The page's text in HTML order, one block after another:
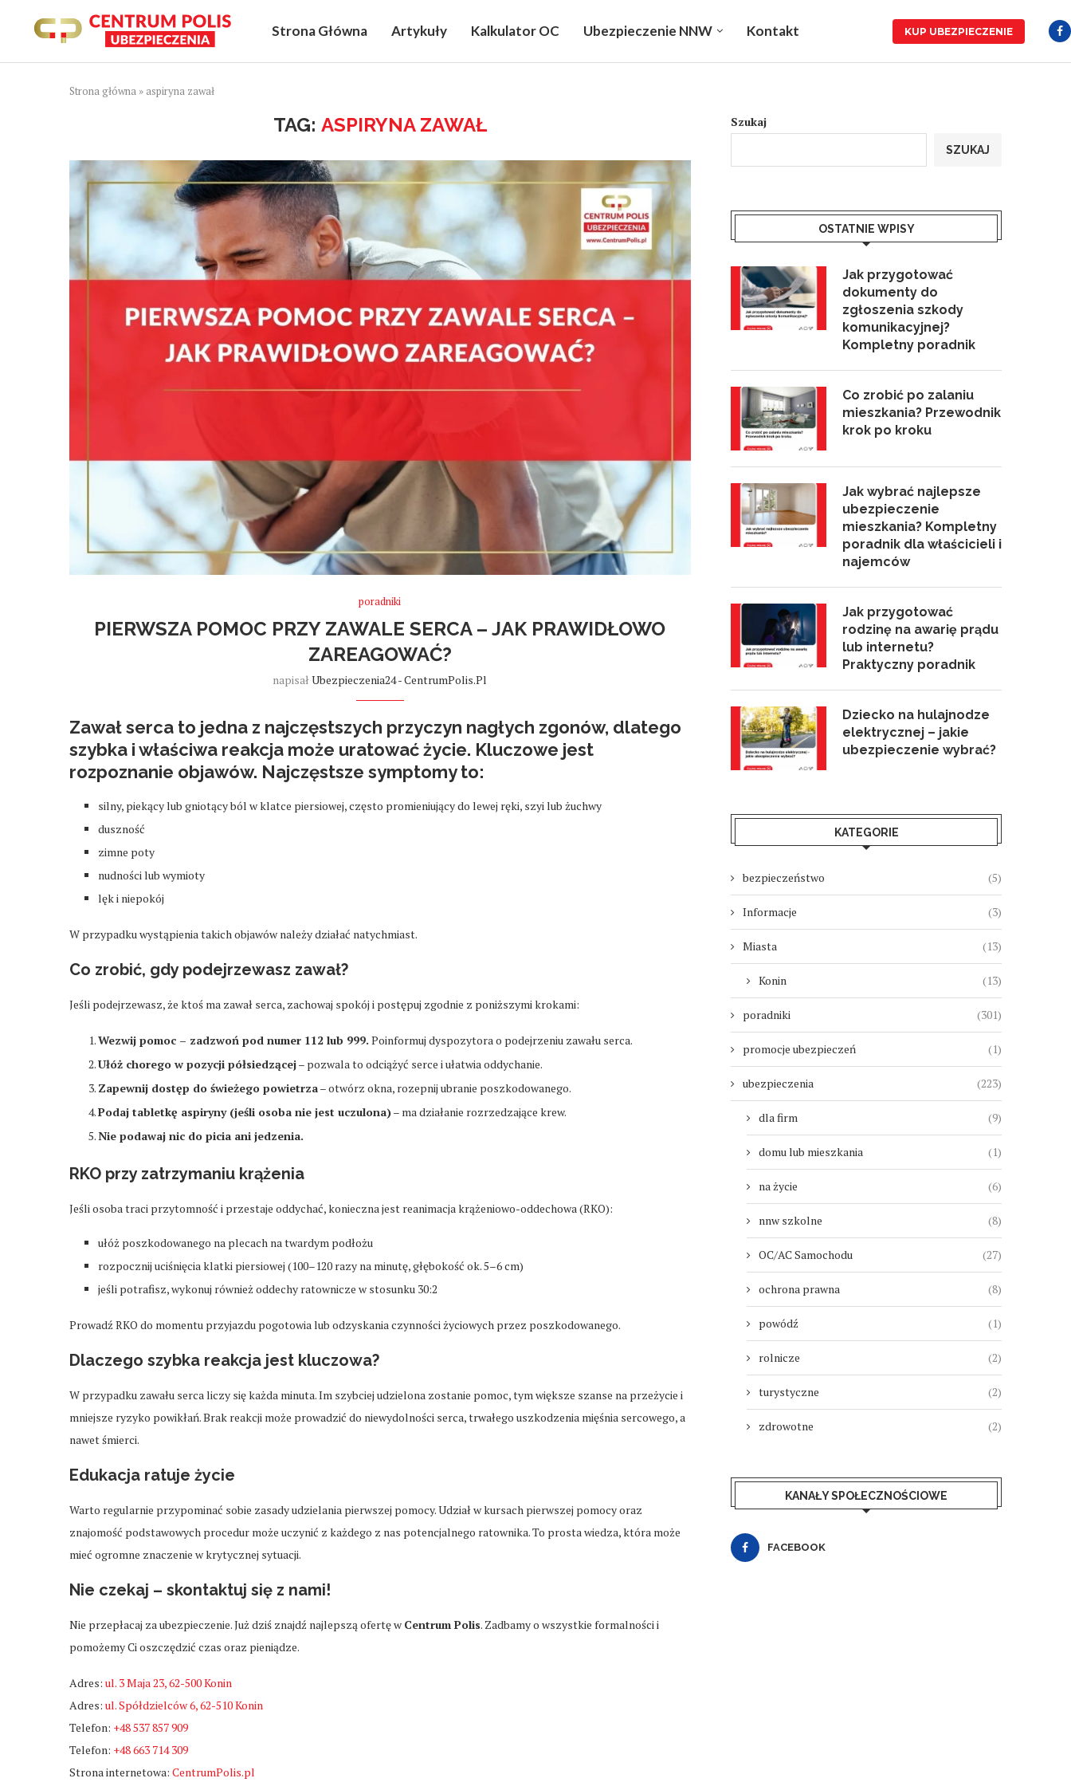
Strona Główna Artykuły Kalkulator OC Ubezpieczenie NNW Kontakt KUP UBEZPIECZENIE
Strona główna » aspiryna zawał
TAG: ASPIRYNA ZAWAŁ
poradniki
PIERWSZA POMOC PRZY ZAWALE SERCA – JAK PRAWIDŁOWO
ZAREAGOWAĆ?
napisałUbezpieczenia24 - CentrumPolis.pl
Zawał serca to jedna z najczęstszych przyczyn nagłych zgonów, dlatego
szybka i właściwa reakcja może uratować życie. Kluczowe jest
rozpoznanie objawów. Najczęstsze symptomy to:
silny, piekący lub gniotący ból w klatce piersiowej, często promieniujący do lewej ręki, szyi lub żuchwy
duszność
zimne poty
nudności lub wymioty
lęk i niepokój
W przypadku wystąpienia takich objawów należy działać natychmiast.
Co zrobić, gdy podejrzewasz zawał?
Jeśli podejrzewasz, że ktoś ma zawał serca, zachowaj spokój i postępuj zgodnie z poniższymi krokami:
Wezwij pomoc – zadzwoń pod numer 112 lub 999. Poinformuj dyspozytora o podejrzeniu zawału serca.
Ułóż chorego w pozycji półsiedzącej– pozwala to odciążyć serce i ułatwia oddychanie.
Zapewnij dostęp do świeżego powietrza– otwórz okna, rozepnij ubranie poszkodowanego.
Podaj tabletkę aspiryny (jeśli osoba nie jest uczulona)– ma działanie rozrzedzające krew.
Nie podawaj nic do picia ani jedzenia.
RKO przy zatrzymaniu krążenia
Jeśli osoba traci przytomność i przestaje oddychać, konieczna jest reanimacja krążeniowo-oddechowa (RKO):
ułóż poszkodowanego na plecach na twardym podłożu
rozpocznij uciśnięcia klatki piersiowej (100–120 razy na minutę, głębokość ok. 5–6 cm)
jeśli potrafisz, wykonuj również oddechy ratownicze w stosunku 30:2
Prowadź RKO do momentu przyjazdu pogotowia lub odzyskania czynności życiowych przez poszkodowanego.
Dlaczego szybka reakcja jest kluczowa?
W przypadku zawału serca liczy się każda minuta. Im szybciej udzielona zostanie pomoc, tym większe szanse na przeżycie i
mniejsze ryzyko powikłań. Brak reakcji może prowadzić do niewydolności serca, trwałego uszkodzenia mięśnia sercowego, a
nawet śmierci.
Edukacja ratuje życie
Warto regularnie przypominać sobie zasady udzielania pierwszej pomocy. Udział w kursach pierwszej pomocy oraz
znajomość podstawowych procedur może uczynić z każdego z nas potencjalnego ratownika. To prosta wiedza, która może
mieć ogromne znaczenie w krytycznej sytuacji.
Nie czekaj – skontaktuj się z nami!
Nie przepłacaj za ubezpieczenie. Już dziś znajdź najlepszą ofertę wCentrum Polis. Zadbamy o wszystkie formalności i
pomożemy Ci oszczędzić czas oraz pieniądze.
Adres: ul. 3 Maja 23, 62-500 Konin
Adres: ul. Spółdzielców 6, 62-510 Konin
Telefon: +48 537 857 909
Telefon: +48 663 714 309
Strona internetowa: CentrumPolis.pl
Szukaj
SZUKAJ
OSTATNIE WPISY
Jak przygotować
dokumenty do
zgłoszenia szkody
komunikacyjnej?
Kompletny poradnik
Co zrobić po zalaniu
mieszkania? Przewodnik
krok po kroku
Jak wybrać najlepsze
ubezpieczenie
mieszkania? Kompletny
poradnik dla właścicieli i
najemców
Jak przygotować
rodzinę na awarię prądu
lub internetu?
Praktyczny poradnik
Dziecko na hulajnodze
elektrycznej – jakie
ubezpieczenie wybrać?
KATEGORIE
bezpieczeństwo (5)
Informacje (3)
Miasta (13)
Konin (13)
poradniki (301)
promocje ubezpieczeń (1)
ubezpieczenia (223)
dla firm (9)
domu lub mieszkania (1)
na życie (6)
nnw szkolne (8)
OC/AC Samochodu (27)
ochrona prawna (8)
powódź (1)
rolnicze (2)
turystyczne (2)
zdrowotne (2)
KANAŁY SPOŁECZNOŚCIOWE
FACEBOOK